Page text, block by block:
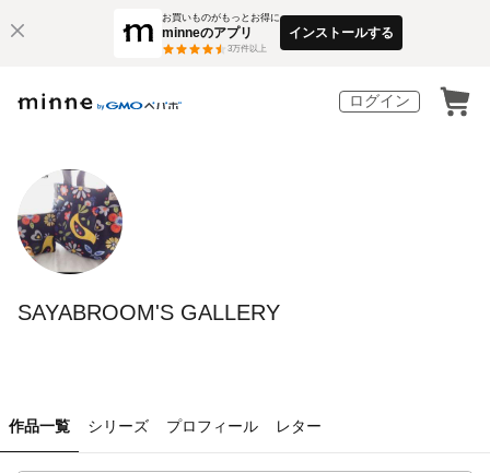
お買いものがもっとお得に
minneのアプリ
3万件以上
インストールする
ログイン
SAYABROOM'S GALLERY
作品一覧 シリーズ プロフィール レター